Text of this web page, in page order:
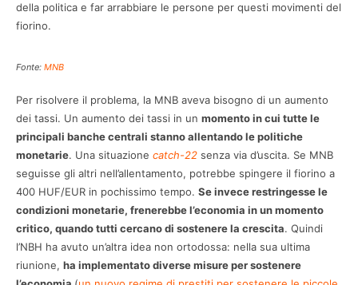
della politica e far arrabbiare le persone per questi movimenti del
fiorino.
Fonte: MNB
Per risolvere il problema, la MNB aveva bisogno di un aumento
dei tassi. Un aumento dei tassi in un momento in cui tutte le
principali banche centrali stanno allentando le politiche
monetarie. Una situazione catch-22 senza via d’uscita. Se MNB
seguisse gli altri nell’allentamento, potrebbe spingere il fiorino a
400 HUF/EUR in pochissimo tempo. Se invece restringesse le
condizioni monetarie, frenerebbe l’economia in un momento
critico, quando tutti cercano di sostenere la crescita. Quindi
l’NBH ha avuto un’altra idea non ortodossa: nella sua ultima
riunione, ha implementato diverse misure per sostenere